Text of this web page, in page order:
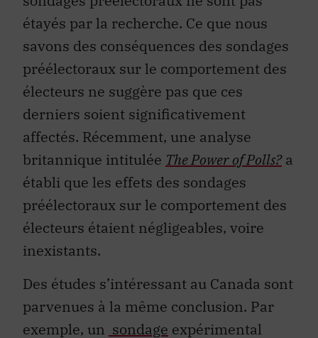
étayés par la recherche. Ce que nous
savons des conséquences des sondages
préélectoraux sur le comportement des
électeurs ne suggère pas que ces
derniers soient significativement
affectés. Récemment, une analyse
britannique intitulée The Power of Polls?a
établi que les effets des sondages
préélectoraux sur le comportement des
électeurs étaient négligeables, voire
inexistants.
Des études s’intéressant au Canada sont
parvenues à la même conclusion. Par
exemple, un sondage expérimental